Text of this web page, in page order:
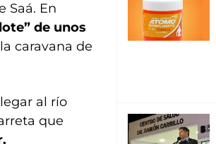
Saá. En
de unos
caravana de
al río
que